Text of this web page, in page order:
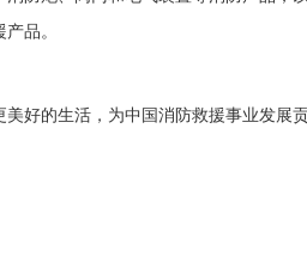
品。
好的生活，为中国消防救援事业发展贡